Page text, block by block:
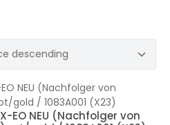
EO NEU (Nachfolger von